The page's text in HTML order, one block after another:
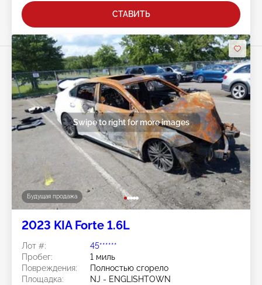
СТАВИТЬ
Будущая продажа
Swipe to right for more images
2023 KIA Forte 1.6L
Лот #:
45******
Пробег:
1 миль
Повреждения:
Полностью сгорело
Площадка:
NJ - ENGLISHTOWN